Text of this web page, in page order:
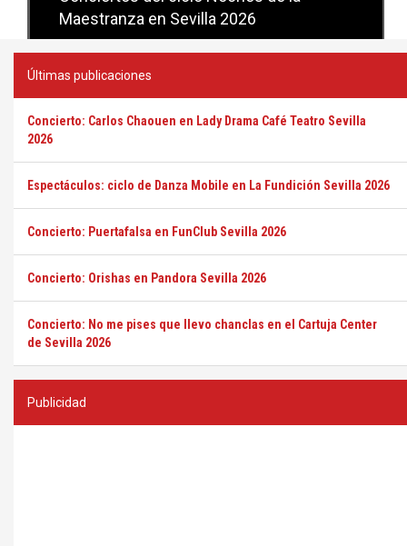
Maestranza en Sevilla 2026
Sevilla
Últimas publicaciones
Concierto: Carlos Chaouen en Lady Drama Café Teatro Sevilla
2026
Espectáculos: ciclo de Danza Mobile en La Fundición Sevilla 2026
Concierto: Puertafalsa en FunClub Sevilla 2026
Concierto: Orishas en Pandora Sevilla 2026
Concierto: No me pises que llevo chanclas en el Cartuja Center
de Sevilla 2026
Publicidad